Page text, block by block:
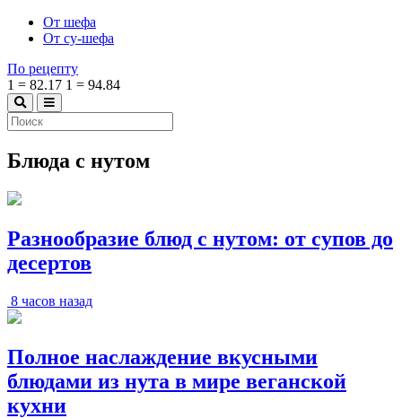
От шефа
От су-шефа
По рецепту
1 = 82.17 1 = 94.84
Блюда с нутом
Разнообразие блюд с нутом: от супов до
десертов
8 часов назад
Полное наслаждение вкусными
блюдами из нута в мире веганской
кухни